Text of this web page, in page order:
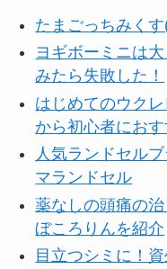
たまごっちみく
ヨギボーミニは
みたら失敗した！
はじめてのウク
から初心者にお
人気ランドセル
マランドセル
薬なしの頭痛の
ぼころりんを紹介
目立つシミに！